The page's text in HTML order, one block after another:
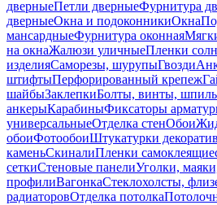
дверныеПетли дверныеФурнитура
дверныеОкна и подоконникиОкна
мансардныеФурнитура оконная
на окнаЖалюзи уличныеПленки
изделияСаморезы, шурупыГвозди
штифтыПерфорированный крепеж
шайбыЗаклепкиБолты, винты,
анкерыКарабиныФиксаторы
универсальныеОтделка стенОбои
обоиФотообоиШтукатурки
каменьСкиналиПленки
сеткиСтеновые панелиУголки,
профилиВагонкаСтеклохолсты,
радиаторовОтделка потолка